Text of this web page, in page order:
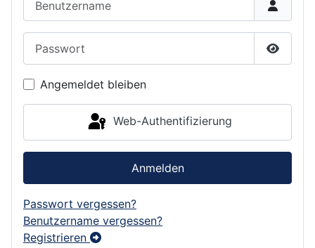
Angemeldet bleiben
Web-Authentifizierung
Anmelden
Passwort vergessen?
Benutzername vergessen?
Registrieren